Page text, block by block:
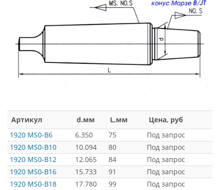
Артикул d.мм L,мм
Цена, руб
1920 MS0-B6
6.350 75
Под запрос
1920 MS0-B10
10.094 80
Под запрос
1920 MS0-B12
12.065 84
Под запрос
1920 MS0-B16
15.733 91
Под запрос
1920 MS0-B18
17.780 99
Под запрос